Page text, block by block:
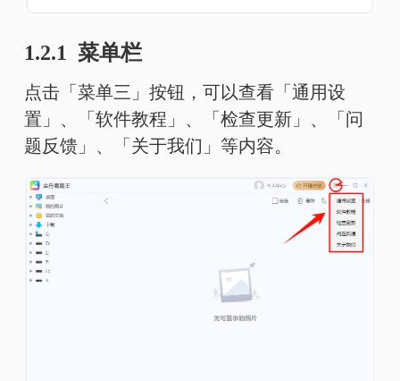
1.2.1 菜单栏
点击「菜单三」按钮，可以查看「通用设
置」、「软件教程」、「检查更新」、「问
题反馈」、「关于我们」等内容。